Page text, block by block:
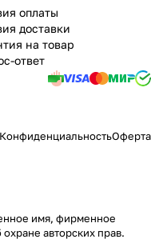
оплаты
доставки
на товар
ответ
КонфиденциальностьОферта
имя, фирменное
авторских прав.